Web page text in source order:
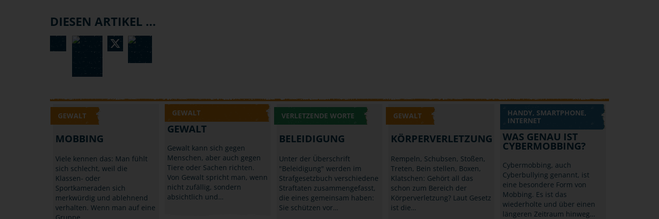
DIESEN ARTIKEL ...
GEWALT
MOBBING
Viele kennen das: Man fühlt
sich schlecht, weil die
Klassen- oder
Sportkameraden sich
merkwürdig und ablehnend
verhalten. Wenn man auf eine
Gruppe…
GEWALT
GEWALT
Gewalt kann sich gegen
Menschen, aber auch gegen
Tiere oder Sachen richten.
Von Gewalt spricht man, wenn
nicht zufällig, sondern
absichtlich und…
VERLETZENDE WORTE
BELEIDIGUNG
Unter der Überschrift
"Beleidigung" werden im
Strafgesetzbuch verschiedene
Straftaten zusammengefasst,
die eines gemeinsam haben:
Sie schützen vor…
GEWALT
KÖRPERVERLETZUNG
Rempeln, Schubsen, Stoßen,
Treten, Bein stellen, Boxen,
Klatschen: Gehört all das
schon zum Bereich der
Körperverletzung? Laut Gesetz
ist die…
HANDY, SMARTPHONE,
INTERNET
WAS GENAU IST
CYBERMOBBING?
Cybermobbing, auch
Cyberbullying genannt, ist
eine besondere Form von
Mobbing. Es ist das
wiederholte und über einen
längeren Zeitraum hinweg…